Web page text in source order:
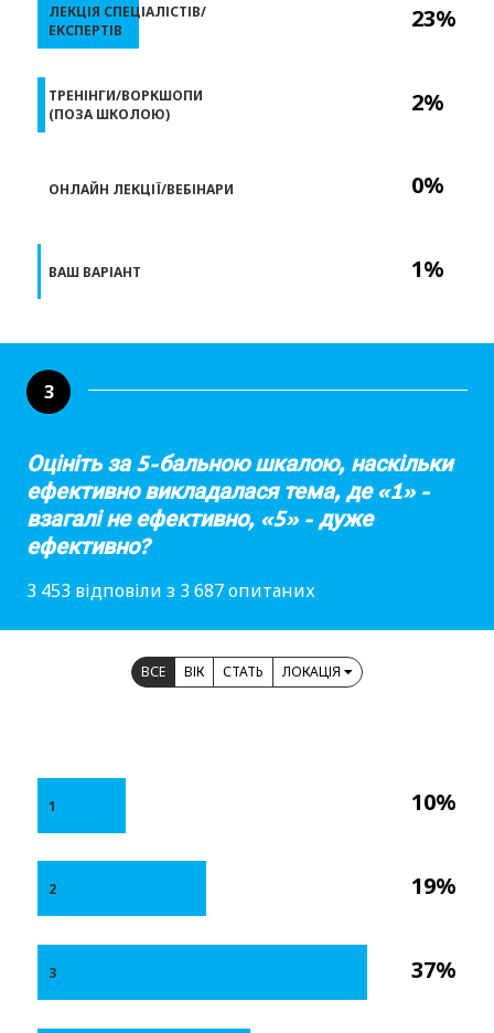
23%
2%
0%
1%
ЛЕКЦІЯ СПЕЦІАЛІСТІВ/
ЕКСПЕРТІВ
ТРЕНІНГИ/ВОРКШОПИ
(ПОЗА ШКОЛОЮ)
ОНЛАЙН ЛЕКЦІЇ/ВЕБІНАРИ
ВАШ ВАРІАНТ
3
Оцініть за 5-бальною шкалою, наскільки
ефективно викладалася тема, де «1» -
взагалі не ефективно, «5» - дуже
ефективно?
3 453 відповіли з 3 687 опитаних
ВСЕ ВІК СТАТЬ ЛОКАЦІЯ
10%
19%
37%
1
2
3